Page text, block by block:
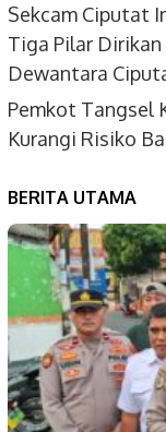
Sekcam Ciputat
Tiga Pilar Dirikan
Dewantara
Pemkot Tangsel
Kurangi Risiko
BERITA UTAMA